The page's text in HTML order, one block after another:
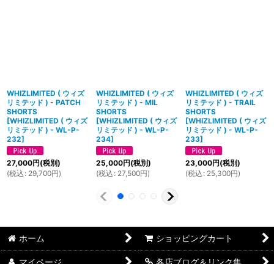
WHIZLIMITED ( ウィズ
リミテッド ) - PATCH
SHORTS
[WHIZLIMITED ( ウィズ
リミテッド ) - WL-P-
232]
27,000円(税別)
(税込 : 29,700円)
WHIZLIMITED ( ウィズ
リミテッド ) - MIL
SHORTS
[WHIZLIMITED ( ウィズ
リミテッド ) - WL-P-
234]
25,000円(税別)
(税込 : 27,500円)
WHIZLIMITED ( ウィズ
リミテッド ) - TRAIL
SHORTS
[WHIZLIMITED ( ウィズ
リミテッド ) - WL-P-
233]
23,000円(税別)
(税込 : 25,300円)
ホーム ショッピングカート